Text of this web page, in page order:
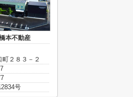
本不動産
２８３－２
号